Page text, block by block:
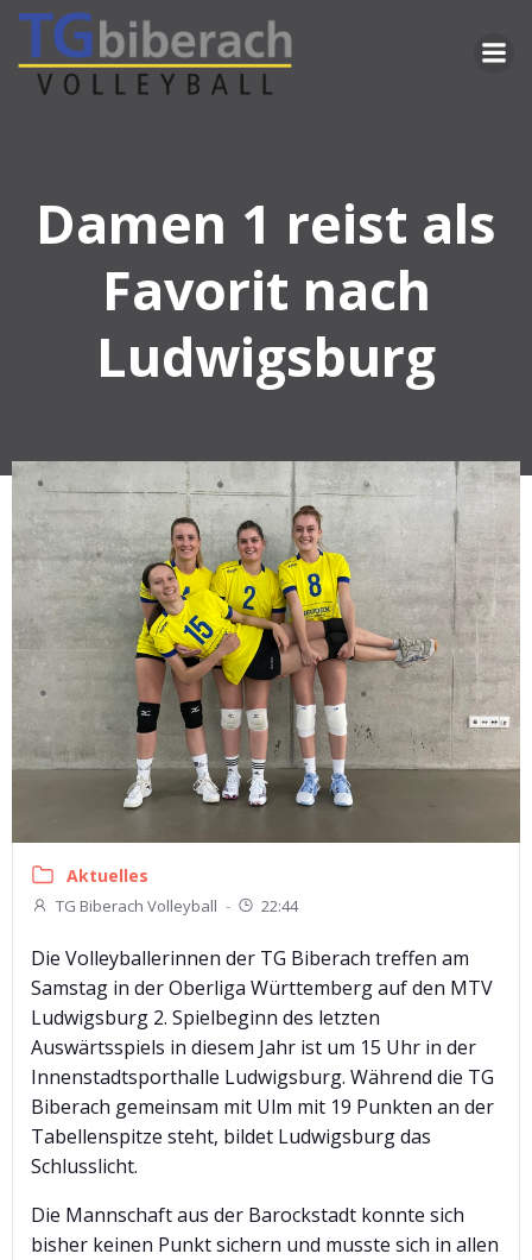
Inhalt
springen
Damen 1 reist als
Favorit nach
Ludwigsburg
Aktuelles
TG Biberach Volleyball - 22:44
Die Volleyballerinnen der TG Biberach treffen am
Samstag in der Oberliga Württemberg auf den MTV
Ludwigsburg 2. Spielbeginn des letzten
Auswärtsspiels in diesem Jahr ist um 15 Uhr in der
Innenstadtsporthalle Ludwigsburg. Während die TG
Biberach gemeinsam mit Ulm mit 19 Punkten an der
Tabellenspitze steht, bildet Ludwigsburg das
Schlusslicht.
Die Mannschaft aus der Barockstadt konnte sich
bisher keinen Punkt sichern und musste sich in allen